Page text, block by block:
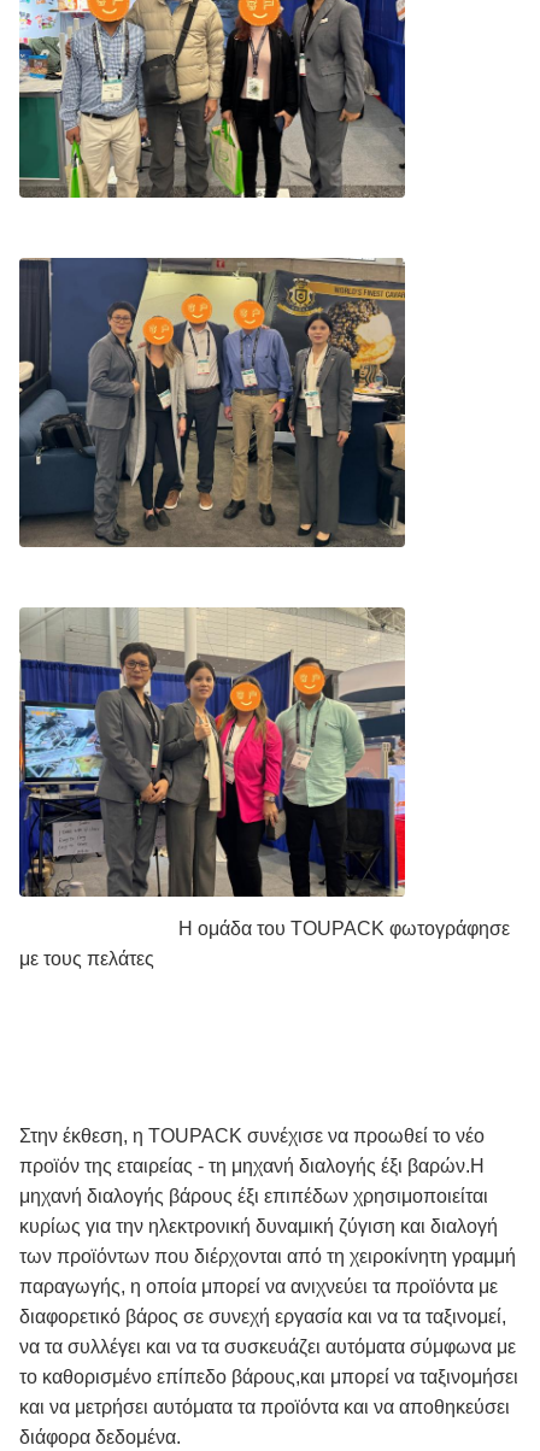
Η ομάδα του TOUPACK φωτογράφησε
με τους πελάτες
Στην έκθεση, η TOUPACK συνέχισε να προωθεί το νέο
προϊόν της εταιρείας - τη μηχανή διαλογής έξι βαρών.Η
μηχανή διαλογής βάρους έξι επιπέδων χρησιμοποιείται
κυρίως για την ηλεκτρονική δυναμική ζύγιση και διαλογή
των προϊόντων που διέρχονται από τη χειροκίνητη γραμμή
παραγωγής, η οποία μπορεί να ανιχνεύει τα προϊόντα με
διαφορετικό βάρος σε συνεχή εργασία και να τα ταξινομεί,
να τα συλλέγει και να τα συσκευάζει αυτόματα σύμφωνα με
το καθορισμένο επίπεδο βάρους,και μπορεί να ταξινομήσει
και να μετρήσει αυτόματα τα προϊόντα και να αποθηκεύσει
διάφορα δεδομένα.